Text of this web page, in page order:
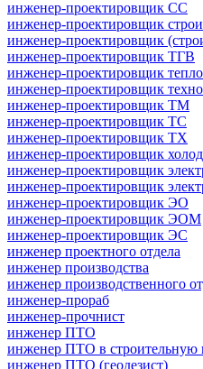
инженер-проектировщик СС
инженер-проектировщик
инженер-проектировщик
инженер-проектировщик ТГВ
инженер-проектировщик
инженер-проектировщик
инженер-проектировщик ТМ
инженер-проектировщик ТС
инженер-проектировщик ТХ
инженер-проектировщик
инженер-проектировщик
инженер-проектировщик
инженер-проектировщик ЭО
инженер-проектировщик ЭОМ
инженер-проектировщик ЭС
инженер проектного отдела
инженер производства
инженер производственного
инженер-прораб
инженер-прочнист
инженер ПТО
инженер ПТО в строительную
инженер ПТО (геодезист)